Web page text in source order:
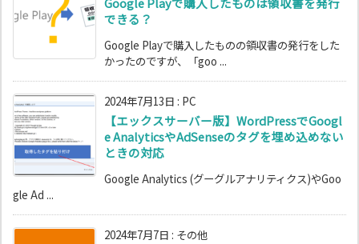
できる？
Google Playで購入したものの領収書の発行をした
かったのですが、「goo ...
2024年7月13日 : PC
【エックスサーバー版】WordPressでGoogl
e AnalyticsやAdSenseのタグを埋め込めない
ときの対応
Google Analytics (グーグルアナリティクス)やGoo
gle Ad ...
2024年7月7日 : その他